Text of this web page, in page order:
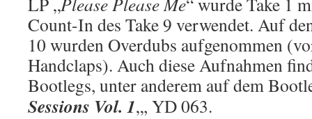
Count-In des Take 9 verwendet. Auf
10 wurden Overdubs aufgenommen
Handclaps). Auch diese Aufnahmen
Bootlegs, unter anderem auf dem
Sessions Vol. 1„, YD 063.